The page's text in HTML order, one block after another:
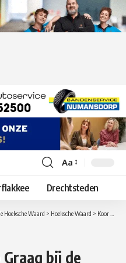
Lettergrootte
aanpassen
Aa
Drechtsteden
Hoeksche Waard > Hoeksche Waard > Koor Wij Zingen Zo Graag bij de Zonnebloem in Zuid-Beijerland
bij de